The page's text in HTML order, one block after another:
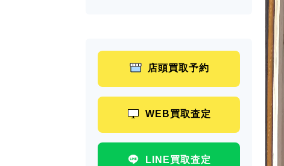
店頭買取予約
WEB買取査定
LINE買取査定